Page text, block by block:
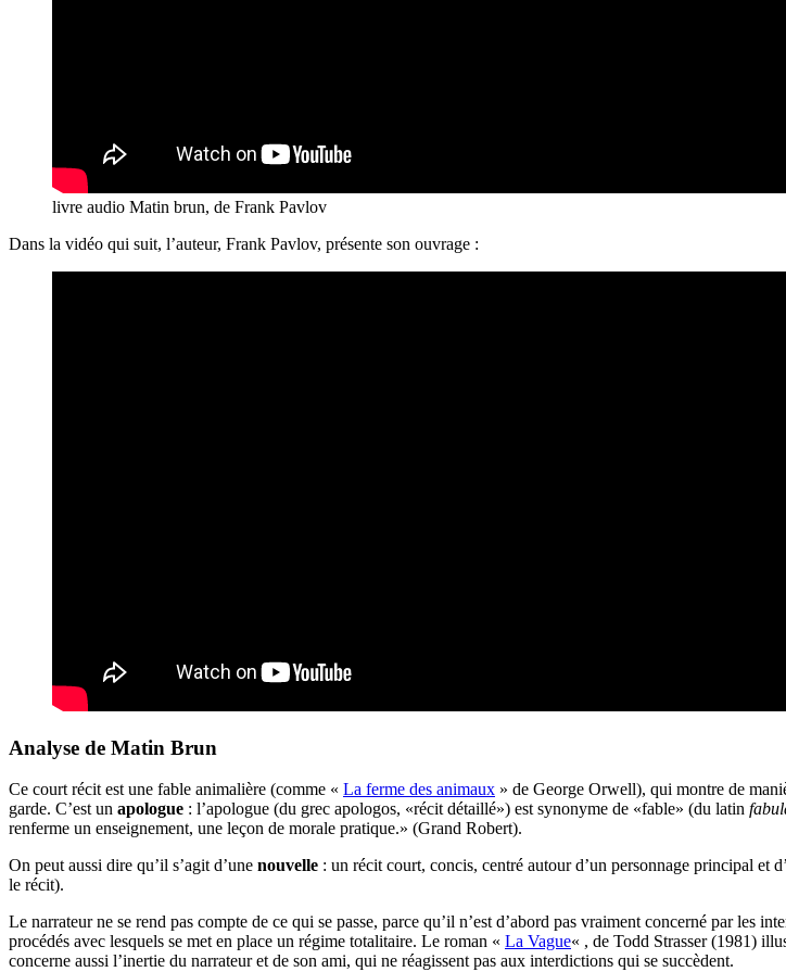
livre audio Matin brun, de Frank Pavlov
Dans la vidéo qui suit, l’auteur, Frank Pavlov, présente son ouvrage :
Analyse de Matin Brun
Ce court récit est une fable animalière (comme « La ferme des animaux » de George Orwell), qui montre de
garde. C’est un apologue : l’apologue (du grec apologos, «récit détaillé») est synonyme de «fable» (du latin
renferme un enseignement, une leçon de morale pratique.» (Grand Robert).
On peut aussi dire qu’il s’agit d’une nouvelle : un récit court, concis, centré autour d’un personnage principal et
le récit).
Le narrateur ne se rend pas compte de ce qui se passe, parce qu’il n’est d’abord pas vraiment concerné par les
procédés avec lesquels se met en place un régime totalitaire. Le roman « La Vague« , de Todd Strasser (1981)
concerne aussi l’inertie du narrateur et de son ami, qui ne réagissent pas aux interdictions qui se succèdent.